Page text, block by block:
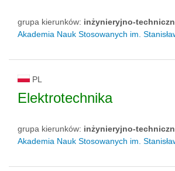
grupa kierunków: inżynieryjno-
Akademia Nauk Stosowanych im.
PL
Elektrotechnika
grupa kierunków: inżynieryjno-
Akademia Nauk Stosowanych im.